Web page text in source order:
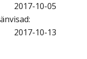
2017-10-05
:
2017-10-13